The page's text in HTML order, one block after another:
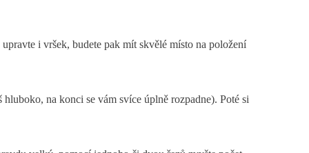
i vršek, budete pak mít skvělé místo na položení
na konci se vám svíce úplně rozpadne). Poté si